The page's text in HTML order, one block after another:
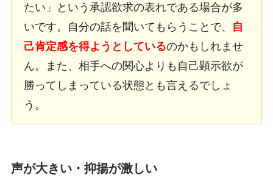
たい」という承認欲求の表れである場合が多
いです。自分の話を聞いてもらうことで、
自
己肯定感を得ようとしているのかもしれませ
ん。また、相手への関心よりも自己顕示欲が
勝ってしまっている状態とも言えるでしょ
う。
声が大きい・抑揚が激しい